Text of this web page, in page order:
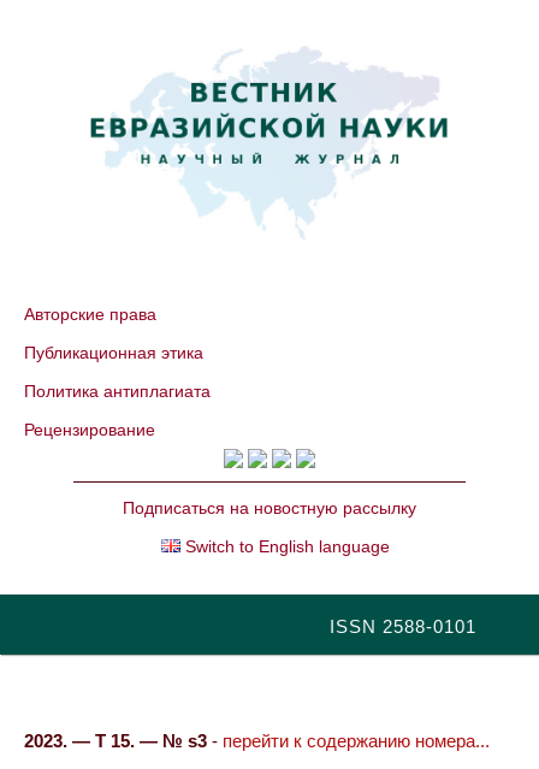
Авторские права
Публикационная этика
Политика антиплагиата
Рецензирование
Подписаться на новостную рассылку
Switch to English language
ISSN 2588-0101
2023. — Т 15. — № s3 - перейти к содержанию номера...